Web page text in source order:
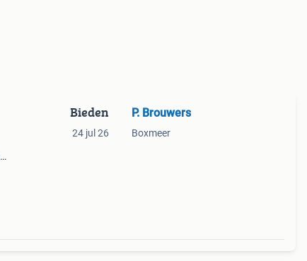
Bieden
24 jul 26
P. Brouwers
Boxmeer